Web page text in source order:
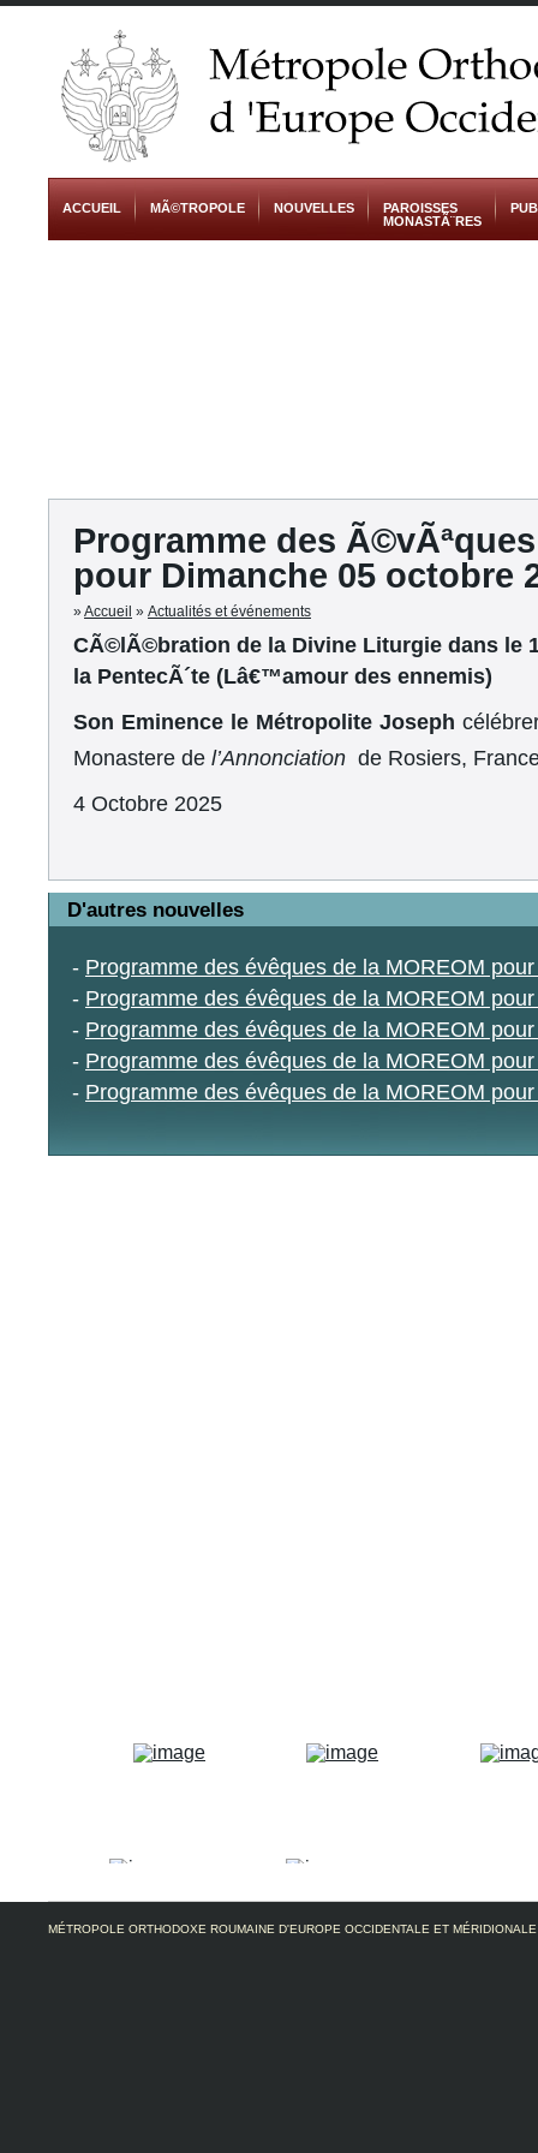
ACCUEIL MÃ©TROPOLE NOUVELLES
PAROISSES
MONASTÃ¨RES
Programme des
pour Dimanche 05 octobre
»Accueil » Actualités et événements
CÃ©lÃ©bration de la Divine Liturgie dans le
la PentecÃ´te (Lâ€™amour des ennemis)
Son Eminence le Métropolite Joseph
Monastere de l’Annonciation de Rosiers,
4 Octobre 2025
D'autres nouvelles
- Programme des évêques de la MOREOM
- Programme des évêques de la MOREOM
- Programme des évêques de la MOREOM
- Programme des évêques de la MOREOM
- Programme des évêques de la MOREOM
MÉTROPOLE ORTHODOXE ROUMAINE D'EUROPE OCCIDENTALE ET MÉRIDIONALE